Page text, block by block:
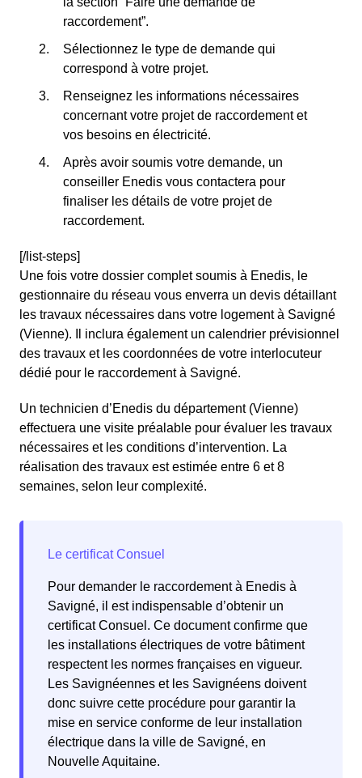
raccordement”.
Sélectionnez le type de demande qui
correspond à votre projet.
Renseignez les informations nécessaires
concernant votre projet de raccordement et
vos besoins en électricité.
Après avoir soumis votre demande, un
conseiller Enedis vous contactera pour
finaliser les détails de votre projet de
raccordement.
[/list-steps]
Une fois votre dossier complet soumis à Enedis, le
gestionnaire du réseau vous enverra un devis détaillant
les travaux nécessaires dans votre logement à Savigné
(Vienne). Il inclura également un calendrier prévisionnel
des travaux et les coordonnées de votre interlocuteur
dédié pour le raccordement à Savigné.
Un technicien d’Enedis du département (Vienne)
effectuera une visite préalable pour évaluer les travaux
nécessaires et les conditions d’intervention. La
réalisation des travaux est estimée entre 6 et 8
semaines, selon leur complexité.
Pour demander le raccordement à Enedis à
Savigné, il est indispensable d’obtenir un
certificat Consuel. Ce document confirme que
les installations électriques de votre bâtiment
respectent les normes françaises en vigueur.
Les Savignéennes et les Savignéens doivent
donc suivre cette procédure pour garantir la
mise en service conforme de leur installation
électrique dans la ville de Savigné, en
Nouvelle Aquitaine.